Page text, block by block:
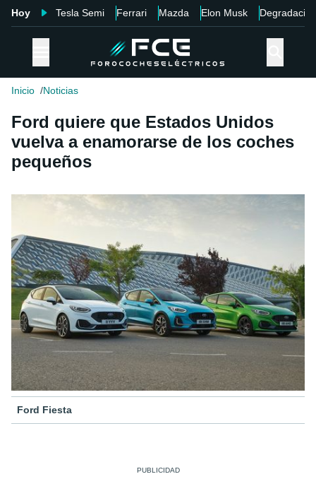
Hoy Tesla Semi Ferrari Mazda Elon Musk Degradación
Inicio Noticias
Ford quiere que Estados Unidos
vuelva a enamorarse de los coches
pequeños
Ford Fiesta